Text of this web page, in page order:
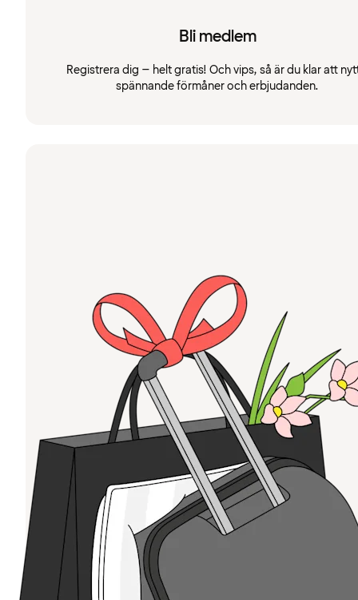
Bli medlem
Registrera dig – helt gratis! Och vips, så är du klar att
spännande förmåner och erbjudanden.